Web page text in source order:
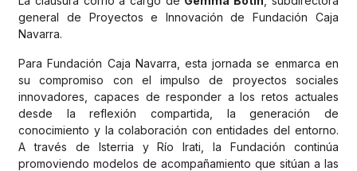
general de Proyectos e Innovación de Fundación Caja
Navarra.
Para Fundación Caja Navarra, esta jornada se enmarca en
su compromiso con el impulso de proyectos sociales
innovadores, capaces de responder a los retos actuales
desde la reflexión compartida, la generación de
conocimiento y la colaboración con entidades del entorno.
A través de Isterria y Río Irati, la Fundación continúa
promoviendo modelos de acompañamiento que sitúan a las